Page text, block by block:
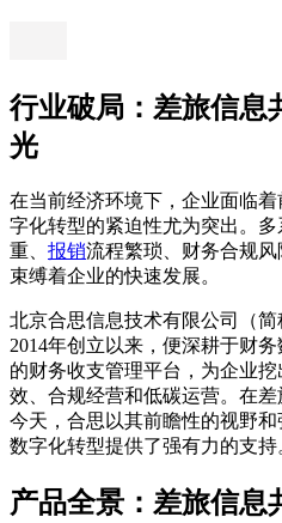
行业破局：差旅信息
光
在当前经济环境下，企业面临
字化转型的紧迫性尤为突出。
重、 报销流程繁琐、财务合规风
束缚着企业的快速发展。
北京合思信息技术有限公司（
2014年创立以来，便深耕于财
的财务收支管理平台，为企业
效、合规经营和低碳运营。在
今天，合思以其前瞻性的视野
数字化转型提供了强有力的支持
产品全景：差旅信息